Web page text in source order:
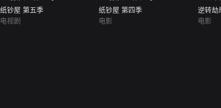
纸钞屋 第五季
电视剧
纸钞屋 第四季
电影
逆转劫
电影